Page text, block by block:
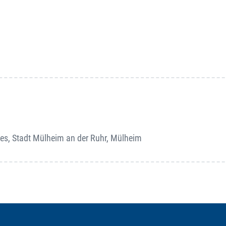
Stadt Mülheim an der Ruhr, Mülheim